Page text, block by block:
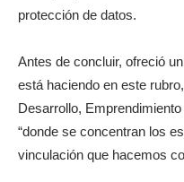
protección de datos.
Antes de concluir, ofreció
está haciendo en este
Desarrollo,
“donde se concentran los
vinculación que hacemos